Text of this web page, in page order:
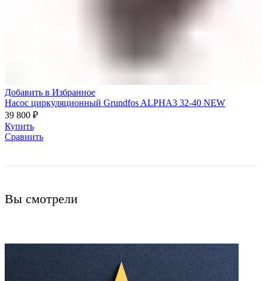
Добавить в Избранное
Насос циркуляционный Grundfos ALPHA3 32-40 NEW
39 800 ₽
Купить
Сравнить
Вы смотрели